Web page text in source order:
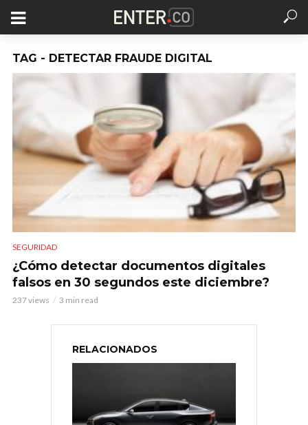
TAG - DETECTAR FRAUDE DIGITAL
SEGURIDAD
¿Cómo detectar documentos digitales
falsos en 30 segundos este diciembre?
237 views 3 min read
RELACIONADOS